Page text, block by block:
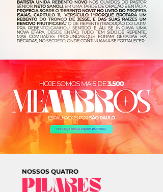
NOSSOS QUATRO
PILARES